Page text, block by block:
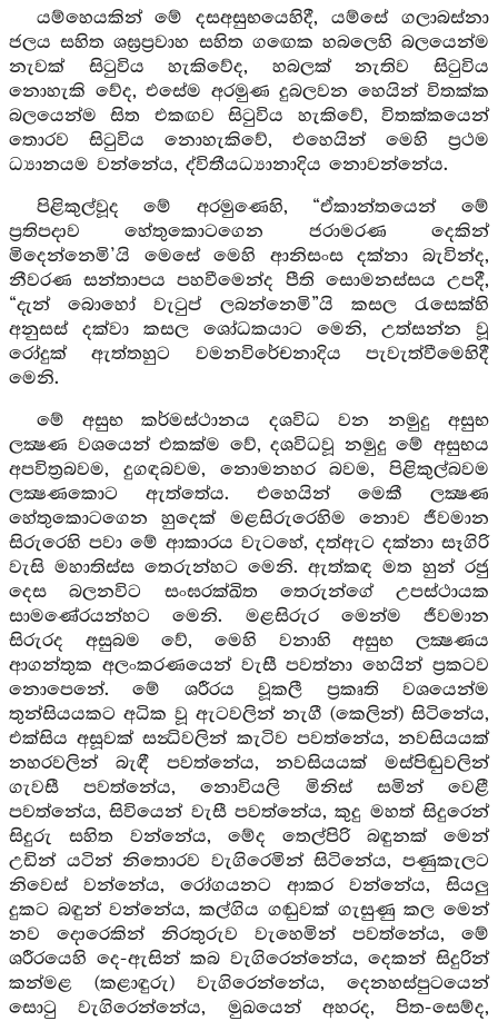
යම්හෙයකින් මේ දසඅසුභයෙහිදී, යම්සේ ගලාබස්නා
ජලය සහිත ශඝ්‍රප්‍රවාහ සහිත ගඟෙක හබලෙහි බලයෙන්ම
නැවක් සිටුවිය හැකිවේද, හබලක් නැතිව සිටුවිය
නොහැකි වේද, එසේම අරමුණ දුබලවන හෙයින් විතක්ක
බලයෙන්ම සිත එකඟව සිටුවිය හැකිවේ, විතක්කයෙන්
තොරව සිටුවිය නොහැකිවේ, එහෙයින් මෙහි ප්‍රථම
ධ්‍යානයම වන්නේය, ද්විතීයධ්‍යානාදිය නොවන්නේය.
පිළිකුල්වූද මේ අරමුණෙහි, “ඒකාන්තයෙන් මේ
ප්‍රතිපදාව හේතුකොටගෙන ජරාමරණ දෙකින්
මිදෙන්නෙමි’යි මෙසේ මෙහි ආනිසංස දක්නා බැවින්ද,
නීවරණ සන්තාපය පහවීමෙන්ද පීති සොමනස්සය උපදී,
“දැන් බොහෝ වැටුප් ලබන්නෙමි”යි කසල රැසෙක්හි
අනුසස් දක්වා කසල ශෝධකයාට මෙනි, උත්සන්න වූ
රෝදුක් ඇත්තහුට වමනවිරේචනාදිය පැවැත්වීමෙහිදී
මෙනි.
මේ අසුභ කර්මස්ථානය දශවිධ වන නමුදු අසුභ
ලක්‍ෂණ වශයෙන් එකක්ම වේ, දශවිධවූ නමුදු මේ අසුභය
අපවිත්‍රබවම, දුගඳබවම, නොමනහර බවම, පිළිකුල්බවම
ලක්‍ෂණකොට ඇත්තේය. එහෙයින් මෙකී ලක්‍ෂණ
හේතුකොටගෙන හුදෙක් මළසිරුරෙහිම නොව ජීවමාන
සිරුරෙහි පවා මේ ආකාරය වැටහේ, දත්ඇට දක්නා සෑගිරි
වැසි මහාතිස්ස තෙරුන්හට මෙනි. ඇත්කඳ මත හුන් රජු
දෙස බලනවිට සංඝරක්ඛිත තෙරුන්ගේ උපස්ථායක
සාමණේරයන්හට මෙනි. මළසිරුර මෙන්ම ජීවමාන
සිරුරද අසුබම වේ, මෙහි වනාහි අසුභ ලක්‍ෂණය
ආගන්තුක අලංකරණයෙන් වැසී පවත්නා හෙයින් ප්‍රකටව
නොපෙනේ. මේ ශරීරය වූකලී ප්‍රකෘති වශයෙන්ම
තුන්සියයකට අධික වූ ඇටවලින් නැගී (කෙලින්) සිටිනේය,
එක්සිය අසූවක් සන්‍ධිවලින් කැටිව පවත්නේය, නවසියයක්
නහරවලින් බැඳී පවත්නේය, නවසියයක් මස්පිඬුවලින්
ගැවසී පවත්නේය, නොවියලි මිනිස් සමින් වෙළී
පවත්නේය, සිවියෙන් වැසී පවත්නේය, කුදු මහත් සිදුරෙන්
සිදුරු සහිත වන්නේය, මේද තෙල්පිරි බඳුනක් මෙන්
උඩින් යටින් නිතොරව වැගිරෙමින් සිටිනේය, පණුකැලට
නිවෙස් වන්නේය, රෝගයනට ආකර වන්නේය, සියලු
දුකට බඳුන් වන්නේය, කල්ගිය ගඬුවක් ගැසුණු කල මෙන්
නව දොරෙකින් නිරතුරුව වැහෙමින් පවත්නේය, මේ
ශරීරයෙහි දෙ-ඇසින් කබ වැගිරෙන්නේය, දෙකන් සිදුරින්
කන්මළ (කළාඳුරු) වැගිරෙන්නේය, දෙනහස්පුටයෙන්
සොටු වැගිරෙන්නේය, මුඛයෙන් අහරද, පිත-සෙම්ද,